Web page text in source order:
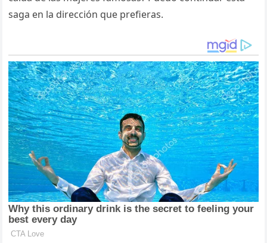
saga en la dirección que prefieras.